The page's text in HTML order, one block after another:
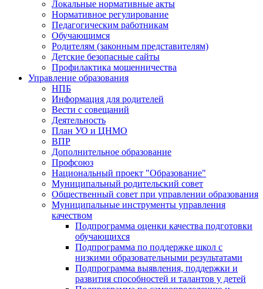
Локальные нормативные акты
Нормативное регулирование
Педагогическим работникам
Обучающимся
Родителям (законным представителям)
Детские безопасные сайты
Профилактика мошенничества
Управление образования
НПБ
Информация для родителей
Вести с совещаний
Деятельность
План УО и ЦНМО
ВПР
Дополнительное образование
Профсоюз
Национальный проект "Образование"
Муниципальный родительский совет
Общественный совет при управлении образования
Муниципальные инструменты управления
качеством
Подпрограмма оценки качества подготовки
обучающихся
Подпрограмма по поддержке школ с
низкими образовательными результатами
Подпрограмма выявления, поддержки и
развития способностей и талантов у детей